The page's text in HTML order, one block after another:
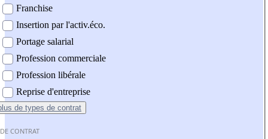
Franchise
Insertion par l'activ.éco.
Portage salarial
Profession commerciale
Profession libérale
Reprise d'entreprise
de types de contrat
CONTRAT